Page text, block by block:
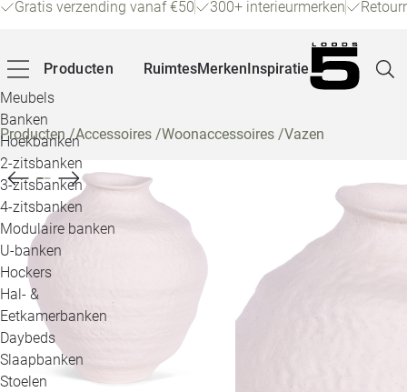
Gratis verzending vanaf €50 300+ interieurmerken
Producten
Meubels
Banken
Hoekbanken
2-zitsbanken
3-zitsbanken
4-zitsbanken
Modulaire banken
U-banken
Hockers
Hal- &
Eetkamerbanken
Daybeds
Slaapbanken
Stoelen
RuimtesMerkenInspiratie
Producten/Accessoires /Woonaccessoires /Vazen